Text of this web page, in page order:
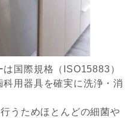
国際規格（ISO15883）
用器具を確実に洗浄・消
うためほとんどの細菌や